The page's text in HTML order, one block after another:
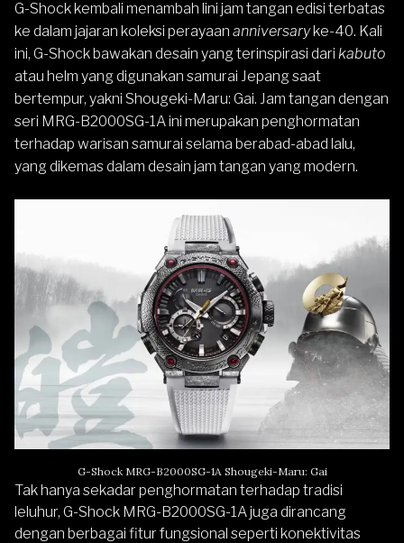
G-Shockkembali menambah lini jam tangan edisi terbatas
ke dalam jajaran koleksi perayaan anniversaryke-40. Kali
ini, G-Shock bawakan desain yang terinspirasi dari kabuto
atau helm yang digunakan samurai Jepang saat
bertempur, yakni ​​Shougeki-Maru: Gai. Jam tangan dengan
seri MRG-B2000SG-1A ini merupakan penghormatan
terhadap warisan samurai selama berabad-abad lalu,
yang dikemas dalam desain jam tangan yang modern.
G-Shock MRG-B2000SG-1A Shougeki-Maru: Gai
Tak hanya sekadar penghormatan terhadap tradisi
leluhur, G-Shock MRG-B2000SG-1A juga dirancang
dengan berbagai fitur fungsional seperti konektivitas